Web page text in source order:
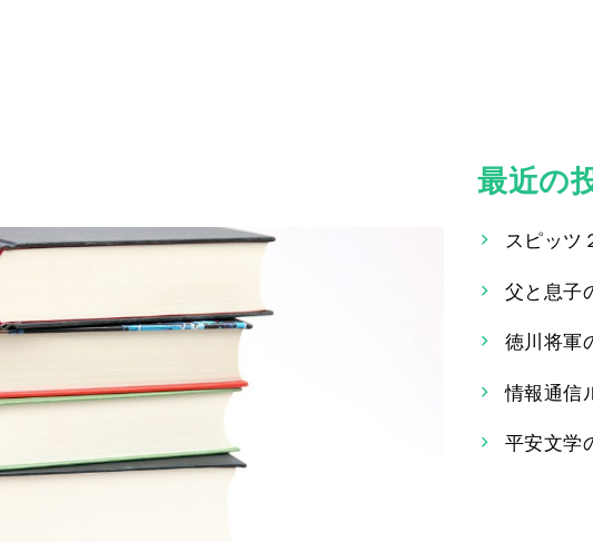
最近の
スピッツ
父と息子
徳川将軍
情報通信
平安文学